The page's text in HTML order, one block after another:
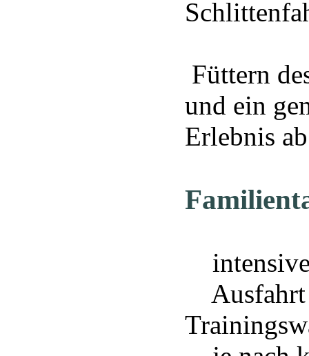
Füttern
und ein
Erlebnis
Ausfahrt